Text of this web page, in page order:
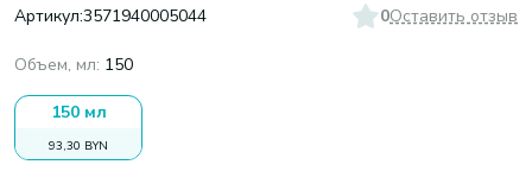
Артикул:3571940005044 0Оставить отзыв
Объем, мл: 150
150 мл
93,30 BYN